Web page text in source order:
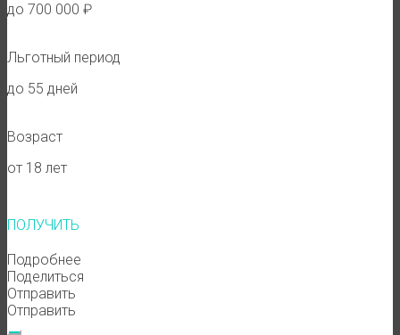
до 700 000 ₽
Льготный период
до 55 дней
Возраст
от 18 лет
ПОЛУЧИТЬ
Подробнее
Поделиться
Отправить
Отправить